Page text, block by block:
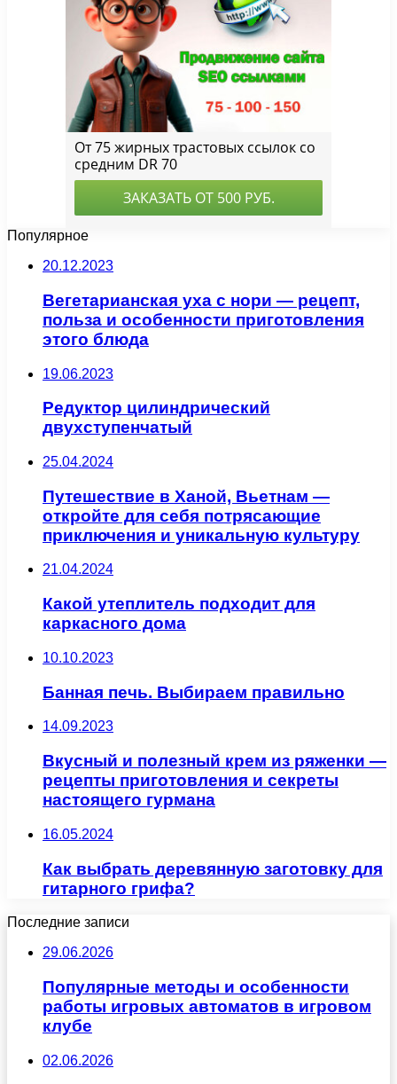
Популярное
20.12.2023
Вегетарианская уха с нори — рецепт,
польза и особенности приготовления
этого блюда
19.06.2023
Редуктор цилиндрический
двухступенчатый
25.04.2024
Путешествие в Ханой, Вьетнам —
откройте для себя потрясающие
приключения и уникальную культуру
21.04.2024
Какой утеплитель подходит для
каркасного дома
10.10.2023
Банная печь. Выбираем правильно
14.09.2023
Вкусный и полезный крем из ряженки —
рецепты приготовления и секреты
настоящего гурмана
16.05.2024
Как выбрать деревянную заготовку для
гитарного грифа?
Последние записи
29.06.2026
Популярные методы и особенности
работы игровых автоматов в игровом
клубе
02.06.2026